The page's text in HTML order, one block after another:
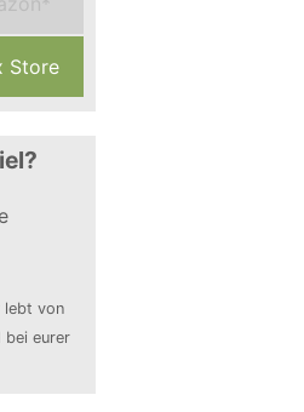
Store
lebt von
bei eurer